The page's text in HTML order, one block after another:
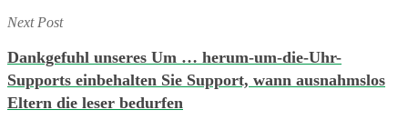
Next Post
Dankgefuhl unseres Um … herum-um-die-Uhr-
Supports einbehalten Sie Support, wann ausnahmslos
Eltern die leser bedurfen